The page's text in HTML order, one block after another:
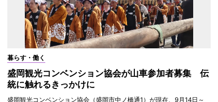
暮らす・働く
盛岡観光コンベンション協会が山車参加者募集 伝
統に触れるきっかけに
盛岡観光コンベンション協会（盛岡市中ノ橋通1）が現在、9月14日～